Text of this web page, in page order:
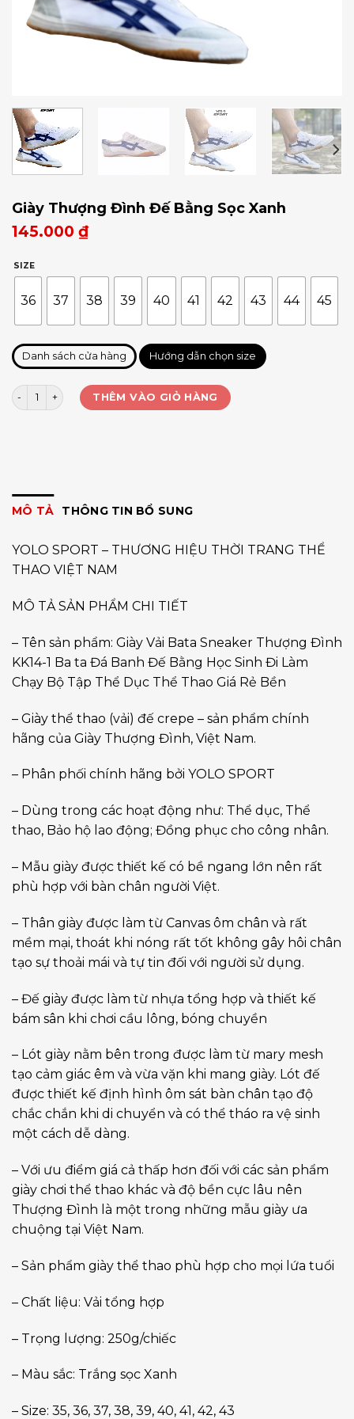
Giày Thượng Đình Đế Bằng Sọc Xanh
145.000 ₫
SIZE
36 37 38 39 40 41 42 43 44 45
Danh sách cửa hàng Hướng dẫn chọn size
Giày Thượng Đình Đế Bằng Sọc Xanh số lượng
THÊM VÀO GIỎ HÀNG
MÔ TẢ THÔNG TIN BỔ SUNG
YOLO SPORT – THƯƠNG HIỆU THỜI TRANG THỂ
THAO VIỆT NAM
MÔ TẢ SẢN PHẨM CHI TIẾT
– Tên sản phẩm: Giày Vải Bata Sneaker Thượng Đình
KK14-1 Ba ta Đá Banh Đế Bằng Học Sinh Đi Làm
Chạy Bộ Tập Thể Dục Thể Thao Giá Rẻ Bền
– Giày thể thao (vải) đế crepe – sản phẩm chính
hãng của Giày Thượng Đình, Việt Nam.
– Phân phối chính hãng bởi YOLO SPORT
– Dùng trong các hoạt động như: Thể dục, Thể
thao, Bảo hộ lao động; Đồng phục cho công nhân.
– Mẫu giày được thiết kế có bề ngang lớn nên rất
phù hợp với bàn chân người Việt.
– Thân giày được làm từ Canvas ôm chân và rất
mềm mại, thoát khi nóng rất tốt không gây hôi chân
tạo sự thoải mái và tự tin đối với người sử dụng.
– Đế giày được làm từ nhựa tổng hợp và thiết kế
bám sân khi chơi cầu lông, bóng chuyền
– Lót giày nằm bên trong được làm từ mary mesh
tạo cảm giác êm và vừa vặn khi mang giày. Lót đế
được thiết kế định hình ôm sát bàn chân tạo độ
chắc chắn khi di chuyển và có thể tháo ra vệ sinh
một cách dễ dàng.
– Với ưu điểm giá cả thấp hơn đối với các sản phẩm
giày chơi thể thao khác và độ bền cực lâu nên
Thượng Đình là một trong những mẫu giày ưa
chuộng tại Việt Nam.
– Sản phẩm giày thể thao phù hợp cho mọi lứa tuổi
– Chất liệu: Vải tổng hợp
– Trọng lượng: 250g/chiếc
– Màu sắc: Trắng sọc Xanh
– Size: 35, 36, 37, 38, 39, 40, 41, 42, 43